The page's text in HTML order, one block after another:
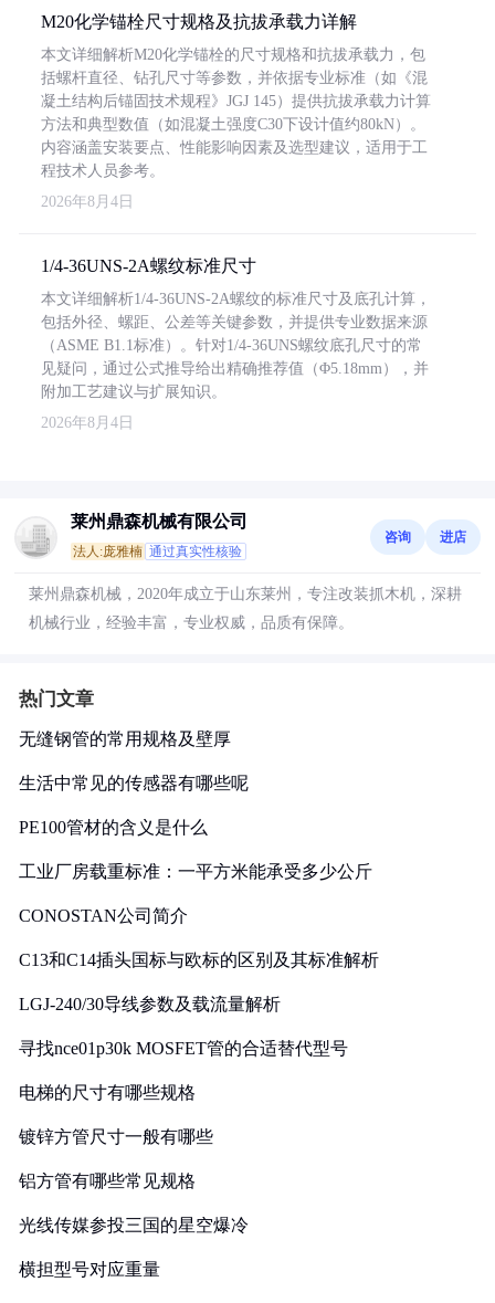
M20化学锚栓尺寸规格及抗拔承载力详解
本文详细解析M20化学锚栓的尺寸规格和抗拔承载力，包
括螺杆直径、钻孔尺寸等参数，并依据专业标准（如《混
凝土结构后锚固技术规程》JGJ 145）提供抗拔承载力计算
方法和典型数值（如混凝土强度C30下设计值约80kN）。
内容涵盖安装要点、性能影响因素及选型建议，适用于工
程技术人员参考。
2026年8月4日
1/4-36UNS-2A螺纹标准尺寸
本文详细解析1/4-36UNS-2A螺纹的标准尺寸及底孔计算，
包括外径、螺距、公差等关键参数，并提供专业数据来源
（ASME B1.1标准）。针对1/4-36UNS螺纹底孔尺寸的常
见疑问，通过公式推导给出精确推荐值（Φ5.18mm），并
附加工艺建议与扩展知识。
2026年8月4日
莱州鼎森机械有限公司
法人:庞雅楠 通过真实性核验
咨询 进店
莱州鼎森机械，2020年成立于山东莱州，专注改装抓木机，深耕
机械行业，经验丰富，专业权威，品质有保障。
热门文章
无缝钢管的常用规格及壁厚
生活中常见的传感器有哪些呢
PE100管材的含义是什么
工业厂房载重标准：一平方米能承受多少公斤
CONOSTAN公司简介
C13和C14插头国标与欧标的区别及其标准解析
LGJ-240/30导线参数及载流量解析
寻找nce01p30k MOSFET管的合适替代型号
电梯的尺寸有哪些规格
镀锌方管尺寸一般有哪些
铝方管有哪些常见规格
光线传媒参投三国的星空爆冷
横担型号对应重量